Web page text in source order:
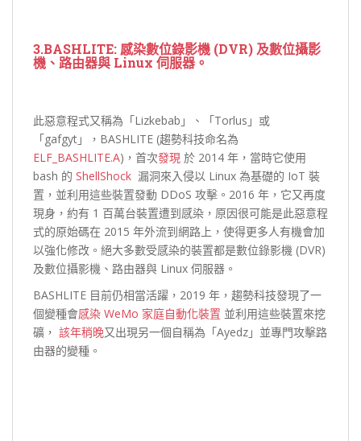
3.BASHLITE: 感染數位錄影機 (DVR) 及數位攝影
機、路由器與 Linux 伺服器。
此惡意程式又稱為「Lizkebab」、「Torlus」或
「gafgyt」，BASHLITE (趨勢科技命名為
ELF_BASHLITE.A)，首次發現 於 2014 年，當時它使用
bash 的 ShellShock 漏洞來入侵以 Linux 為基礎的 IoT 裝
置，並利用這些裝置發動 DDoS 攻擊。2016 年，它又再度
現身，約有 1 百萬台裝置遭到感染，原因很可能是此惡意程
式的原始碼在 2015 年外流到網路上，使得更多人有機會加
以強化修改。絕大多數受感染的裝置都是數位錄影機 (DVR)
及數位攝影機、路由器與 Linux 伺服器。
BASHLITE 目前仍相當活躍，2019 年，趨勢科技發現了一
個變種會感染 WeMo 家庭自動化裝置 並利用這些裝置來挖
礦， 該年稍晚又出現另一個自稱為「Ayedz」並專門攻擊路
由器的變種。